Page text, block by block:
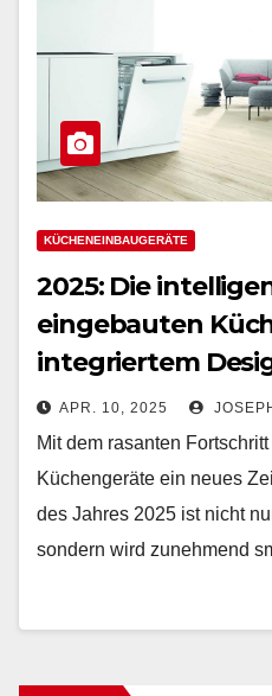
KÜCHENEINBAUGERÄTE
2025: Die
eingebauten
integriertem
APR. 10, 2025
Mit dem rasanten
Küchengeräte ein neues
des Jahres 2025 ist nicht
sondern wird zunehmend